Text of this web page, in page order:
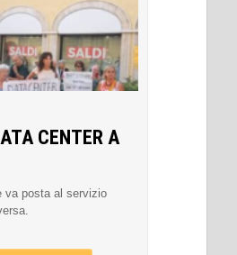
CENTER A
va posta al servizio